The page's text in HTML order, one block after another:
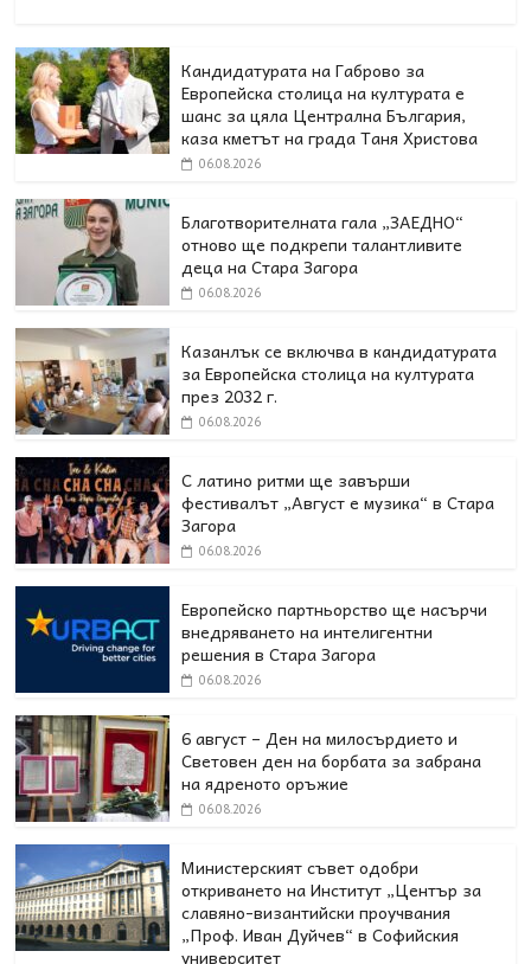
Кандидатурата на Габрово за
Европейска столица на културата е
шанс за цяла Централна България,
каза кметът на града Таня Христова
06.08.2026
Благотворителната гала „ЗАЕДНО“
отново ще подкрепи талантливите
деца на Стара Загора
06.08.2026
Казанлък се включва в кандидатурата
за Европейска столица на културата
през 2032 г.
06.08.2026
С латино ритми ще завърши
фестивалът „Август е музика“ в Стара
Загора
06.08.2026
Европейско партньорство ще насърчи
внедряването на интелигентни
решения в Стара Загора
06.08.2026
6 август – Ден на милосърдието и
Световен ден на борбата за забрана
на ядреното оръжие
06.08.2026
Министерският съвет одобри
откриването на Институт „Център за
славяно-византийски проучвания
„Проф. Иван Дуйчев“ в Софийския
университет